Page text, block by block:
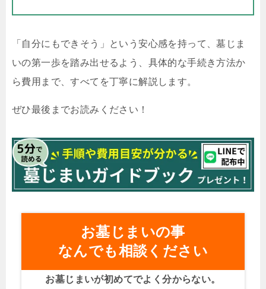
「自分にもできそう」という安心感を持って、墓じま
いの第一歩を踏み出せるよう、具体的な手続き方法か
ら費用まで、すべてを丁寧に解説します。
ぜひ最後までお読みください！
お墓じまいの事
なんでも相談ください
お墓じまいが初めてでよく分からない。